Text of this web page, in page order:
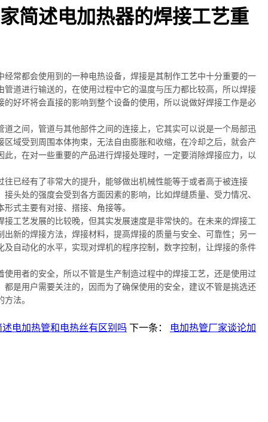
简述电加热器的焊接工艺重
都会使用到的一种电热设备，焊接是其制作工艺中十分重要的一
管道进行输送的，在使用过程中它的温度与压力都比较高，所以焊接
的好坏将会直接的影响到整个设备的使用，所以说做好焊接工作是必
间，管道与其他部件之间的连接上，它其实可以说是一个局部迅
区域受到周围本体拘束，无法自由膨胀和收缩，在冷却之后，就会产
此，在对一些重要的产品进行焊接处理时，一定要消除焊接应力，以
经有了非常大的提升，能够做出机械性能等于或者高于被连接
头处的强度会受到各方面因素的影响，比如焊缝质量、受力情况、
式主要有对接、搭接、角接等。
艺发展的比较晚，但其实发展速度是非常快的。在未来的焊接工
出新的焊接方法，焊接材料，提高焊接的质量与安全、可靠性；另一
及自动化的水平，实现对焊机的程序控制，数字控制，让焊接的条件
者的安全，所以不管是生产制造过程中的焊接工艺，还是使用过
都是用户需要关注的，因而为了确保使用的安全，建议不管是挑选还
法。
电加热管和电热丝有区别吗 下一条： 电加热管厂家谈论加